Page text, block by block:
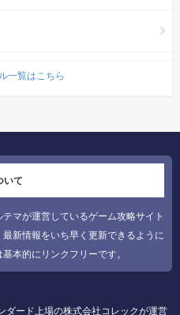
一覧はこちら
いて
マが運営しているゲーム攻略サイト
新情報をいち早く更新できるように
本的にリンクフリーです。
ダード上場の株式会社コレックが運営